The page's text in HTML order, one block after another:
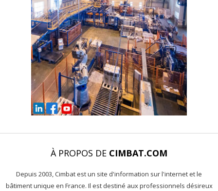
À PROPOS DE CIMBAT.COM
Depuis 2003, Cimbat est un site d'information sur l'internet et le
bâtiment unique en France. Il est destiné aux professionnels désireux